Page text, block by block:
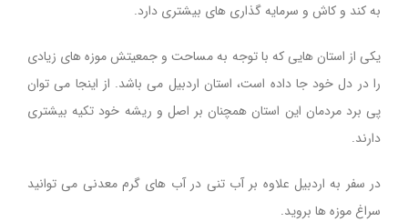
به کند و کاش و سرمایه گذاری های بیشتری دارد.
یکی از استان هایی که با توجه به مساحت و جمعیتش موزه های زیادی
را در دل خود جا داده است، استان اردبیل می باشد. از اینجا می توان
پی برد مردمان این استان همچنان بر اصل و ریشه خود تکیه بیشتری
دارند.
در سفر به اردبیل علاوه بر آب تنی در آب های گرم معدنی می توانید
سراغ موزه ها بروید.